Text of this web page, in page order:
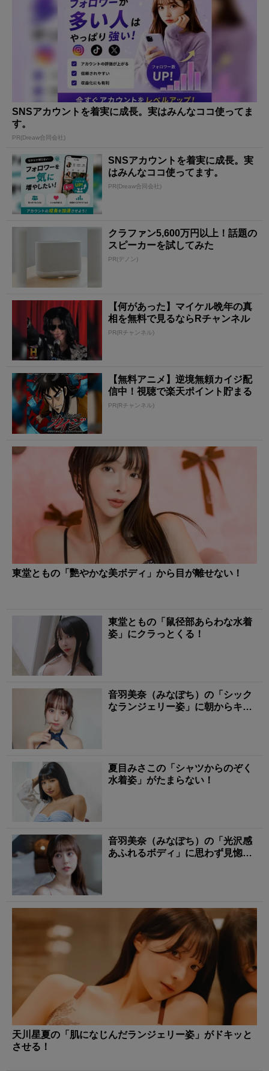
SNSアカウントを着実に成長。実はみんなココ使ってま
す。
PR(Dreaw合同会社)
SNSアカウントを着実に成長。実
はみんなココ使ってます。
PR(Dreaw合同会社)
クラファン5,600万円以上！話題の
スピーカーを試してみた
PR(デノン)
【何があった】マイケル晩年の真
相を無料で見るならRチャンネル
PR(Rチャンネル)
【無料アニメ】逆境無頼カイジ配
信中！視聴で楽天ポイント貯まる
PR(Rチャンネル)
東堂ともの「艷やかな美ボディ」から目が離せない！
東堂ともの「鼠径部あらわな水着
姿」にクラっとくる！
音羽美奈（みなぽち）の「シック
なランジェリー姿」に朝からキュ
夏目みさこの「シャツからのぞく
水着姿」がたまらない！
音羽美奈（みなぽち）の「光沢感
あふれるボディ」に思わず見惚れ
天川星夏の「肌になじんだランジェリー姿」がドキッと
させる！